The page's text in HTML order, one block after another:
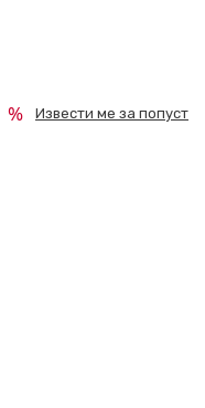
Извести ме за попуст